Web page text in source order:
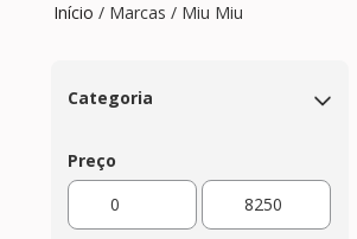
Início / Marcas / Miu Miu
Categoria
Preço